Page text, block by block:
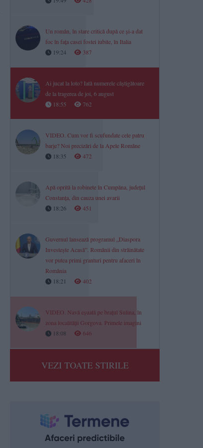
Un român, în stare critică după ce și-a dat
foc în fața casei fostei iubite, în Italia
19:24
387
Ai jucat la loto? Iată numerele câștigătoare
de la tragerea de joi, 6 august
18:55
762
VIDEO. Cum vor fi scufundate cele patru
barje? Noi precizări de la Apele Române
18:35
472
Apă oprită la robinete în Cumpăna, județul
Constanța, din cauza unei avarii
18:26
451
Guvernul lansează programul „Diaspora
Investește Acasă”. Românii din străinătate
vor putea primi granturi pentru afaceri în
România
18:21
402
VIDEO. Navă eșuată pe brațul Sulina, în
zona localității Gorgova. Primele imagini
18:08
646
VEZI TOATE STIRILE